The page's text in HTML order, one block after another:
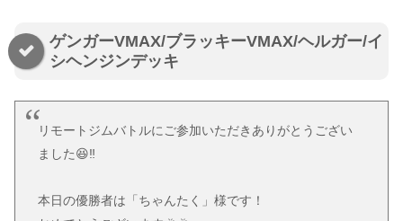
ゲンガーVMAX/ブラッキーVMAX/ヘルガー/イ
シヘンジンデッキ
リモートジムバトルにご参加いただきありがとうござい
ました😆‼️
本日の優勝者は「ちゃんたく」様です！